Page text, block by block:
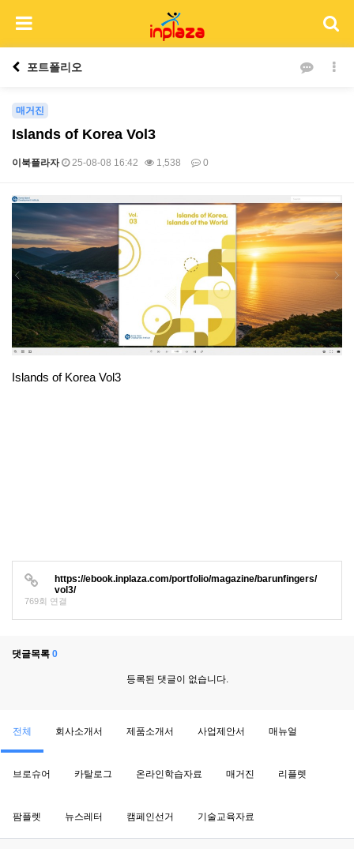
포트폴리오
매거진
Islands of Korea Vol3
이북플라자 25-08-08 16:42 1,538 0
본문
Islands of Korea Vol3
https://ebook.inplaza.com/portfolio/magazine/barunfingers/
vol3/
769회 연결
댓글목록 0
등록된 댓글이 없습니다.
전체 회사소개서 제품소개서 사업제안서 매뉴얼
브로슈어 카탈로그 온라인학습자료 매거진 리플렛
팜플렛 뉴스레터 캠페인선거 기술교육자료